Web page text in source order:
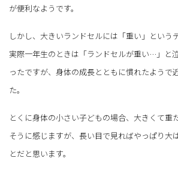
が便利なようです。
しかし、大きいランドセルには「重い」という
実際一年生のときは「ランドセルが重い…」と
ったですが、身体の成長とともに慣れたようで
た。
とくに身体の小さい子どもの場合、大きくて重
そうに感じますが、長い目で見ればやっぱり大
とだと思います。